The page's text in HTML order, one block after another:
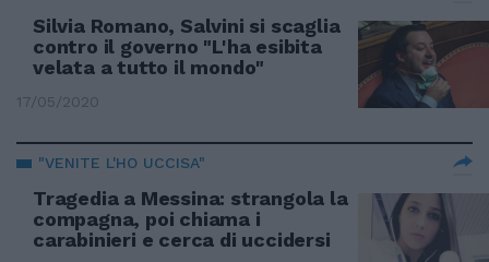
Silvia Romano, Salvini si scaglia
contro il governo "L'ha esibita
velata a tutto il mondo"
17/05/2020
"VENITE L'HO UCCISA"
Tragedia a Messina: strangola la
compagna, poi chiama i
carabinieri e cerca di uccidersi